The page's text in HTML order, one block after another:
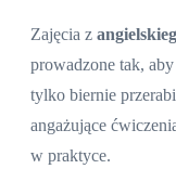
Zajęcia z
prowadzone tak,
tylko biernie
angażujące
w praktyce.